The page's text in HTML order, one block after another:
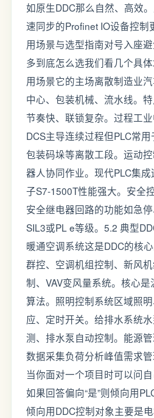
如原生DDC那么自然、高效
速同步的Profinet IO设备控制
用场景与选型指南对号入座
多到底怎么选我们看几个具
用场景它的主场离散制造业
中心、包装机械、流水线。特
节奏快、联锁复杂。过程工
DCS主导连续过程但PLC常用
包装码垛等离散工段。运动
器人协同作业。现代PLC集
子S7-1500T性能强大。安全
安全继电器回路的功能如急
SIL3或PL e等级。5.2 典型
暖通空调系统这是DDC的核
群控、空调机组控制、新风
制、VAV变风量系统。核心
算法。照明控制系统区域照
应、定时开关。给排水系统
测、排水泵自动控制。能源
数据采集负荷分析峰值需求
当你面对一个项目时可以问
如果回答偏向“是”则倾向用
倾向用DDC控制对象主要是